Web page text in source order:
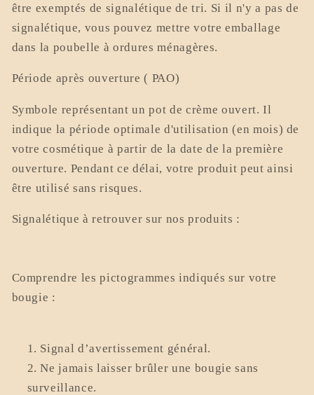
être exemptés de signalétique de tri. Si il n'y a pas de
signalétique, vous pouvez mettre votre emballage
dans la poubelle à ordures ménagères.
Période après ouverture ( PAO)
Symbole représentant un pot de crème ouvert. Il
indique la période optimale d'utilisation (en mois) de
votre cosmétique à partir de la date de la première
ouverture. Pendant ce délai, votre produit peut ainsi
être utilisé sans risques.
Signalétique à retrouver sur nos produits :
Comprendre les pictogrammes indiqués sur votre
bougie :
Signal d’avertissement général.
Ne jamais laisser brûler une bougie sans
surveillance.